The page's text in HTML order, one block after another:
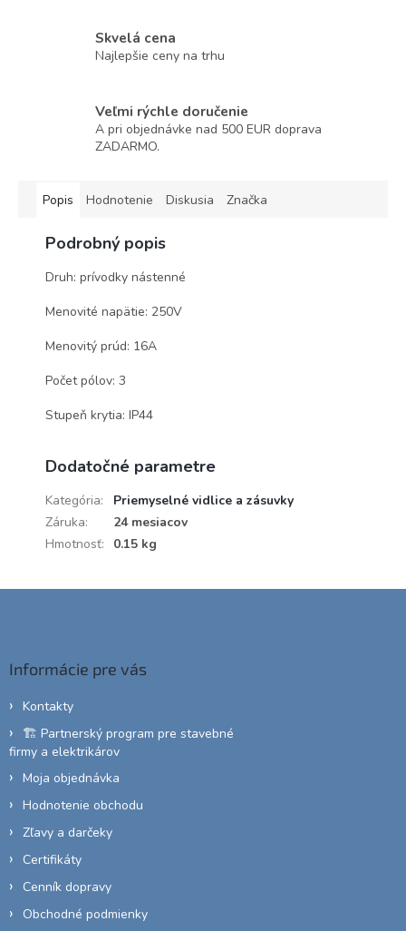
Skvelá cena
Najlepšie ceny na trhu
Veľmi rýchle doručenie
A pri objednávke nad 500 EUR doprava
ZADARMO.
Popis Hodnotenie Diskusia Značka
Podrobný popis
Druh: prívodky nástenné
Menovité napätie: 250V
Menovitý prúd: 16A
Počet pólov: 3
Stupeň krytia: IP44
Dodatočné parametre
Kategória:
Priemyselné vidlice a zásuvky
Záruka:
24 mesiacov
Hmotnosť: 0.15 kg
Informácie pre vás
Kontakty
🏗️ Partnerský program pre stavebné
firmy a elektrikárov
Moja objednávka
Hodnotenie obchodu
Zľavy a darčeky
Certifikáty
Cenník dopravy
Obchodné podmienky